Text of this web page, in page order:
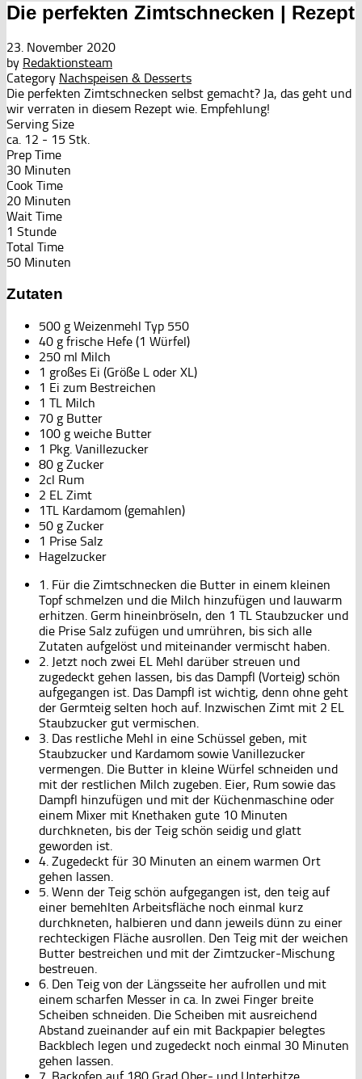
Die perfekten Zimtschnecken | Rezept
23. November 2020
by Redaktionsteam
Category Nachspeisen & Desserts
Die perfekten Zimtschnecken selbst gemacht? Ja, das geht und
wir verraten in diesem Rezept wie. Empfehlung!
Serving Size
ca. 12 - 15 Stk.
Prep Time
30 Minuten
Cook Time
20 Minuten
Wait Time
1 Stunde
Total Time
50 Minuten
Zutaten
500 g Weizenmehl Typ 550
40 g frische Hefe (1 Würfel)
250 ml Milch
1 großes Ei (Größe L oder XL)
1 Ei zum Bestreichen
1 TL Milch
70 g Butter
100 g weiche Butter
1 Pkg. Vanillezucker
80 g Zucker
2cl Rum
2 EL Zimt
1TL Kardamom (gemahlen)
50 g Zucker
1 Prise Salz
Hagelzucker
1. Für die Zimtschnecken die Butter in einem kleinen
Topf schmelzen und die Milch hinzufügen und lauwarm
erhitzen. Germ hineinbröseln, den 1 TL Staubzucker und
die Prise Salz zufügen und umrühren, bis sich alle
Zutaten aufgelöst und miteinander vermischt haben.
2. Jetzt noch zwei EL Mehl darüber streuen und
zugedeckt gehen lassen, bis das Dampfl (Vorteig) schön
aufgegangen ist. Das Dampfl ist wichtig, denn ohne geht
der Germteig selten hoch auf. Inzwischen Zimt mit 2 EL
Staubzucker gut vermischen.
3. Das restliche Mehl in eine Schüssel geben, mit
Staubzucker und Kardamom sowie Vanillezucker
vermengen. Die Butter in kleine Würfel schneiden und
mit der restlichen Milch zugeben. Eier, Rum sowie das
Dampfl hinzufügen und mit der Küchenmaschine oder
einem Mixer mit Knethaken gute 10 Minuten
durchkneten, bis der Teig schön seidig und glatt
geworden ist.
4. Zugedeckt für 30 Minuten an einem warmen Ort
gehen lassen.
5. Wenn der Teig schön aufgegangen ist, den teig auf
einer bemehlten Arbeitsfläche noch einmal kurz
durchkneten, halbieren und dann jeweils dünn zu einer
rechteckigen Fläche ausrollen. Den Teig mit der weichen
Butter bestreichen und mit der Zimtzucker-Mischung
bestreuen.
6. Den Teig von der Längsseite her aufrollen und mit
einem scharfen Messer in ca. In zwei Finger breite
Scheiben schneiden. Die Scheiben mit ausreichend
Abstand zueinander auf ein mit Backpapier belegtes
Backblech legen und zugedeckt noch einmal 30 Minuten
gehen lassen.